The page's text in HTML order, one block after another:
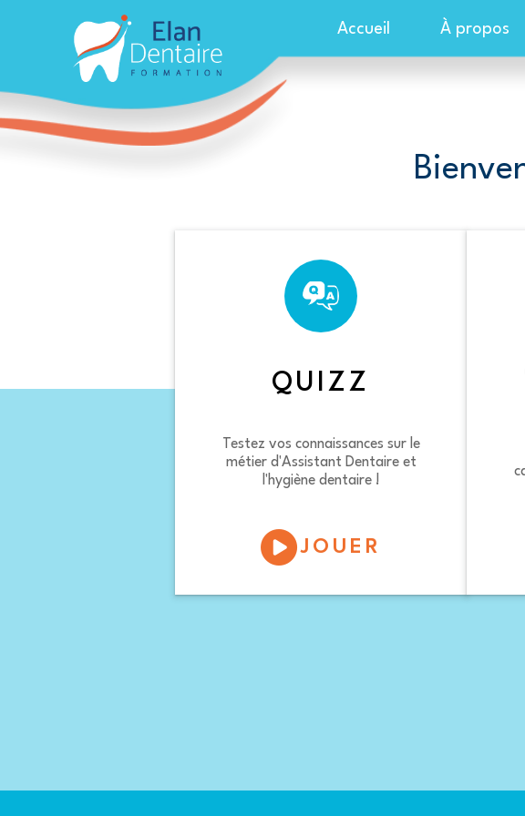
Accueil À propos
QUIZZ
Testez vos connaissances sur le
métier d'Assistant Dentaire et
l'hygiène dentaire !
JOUER